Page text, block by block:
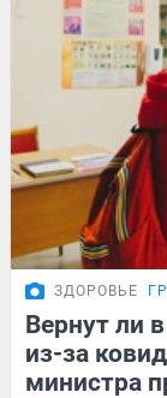
ЗДОРОВЬЕ
Вернут ли
из-за
министра